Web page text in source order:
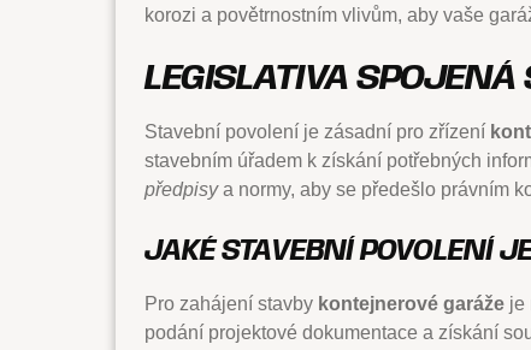
korozi a povětrnostním vlivům, aby vaše
LEGISLATIVA
Stavební povolení je zásadní pro zřízení
stavebním úřadem k získání potřebných
předpisya normy, aby se předešlo právním
JAKÉ STAVEBNÍ POVOLENÍ
Pro zahájení stavby kontejnerové garáže je
podání projektové dokumentace a získání